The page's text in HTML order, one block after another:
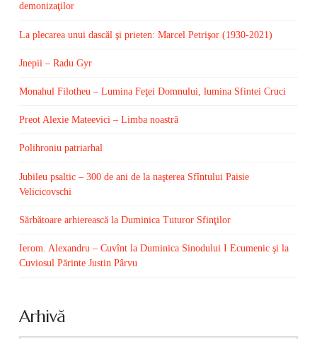
demonizaţilor
La plecarea unui dascăl şi prieten: Marcel Petrişor (1930-2021)
Jnepii – Radu Gyr
Monahul Filotheu – Lumina Feţei Domnului, lumina Sfintei Cruci
Preot Alexie Mateevici – Limba noastră
Polihroniu patriarhal
Jubileu psaltic – 300 de ani de la naşterea Sfîntului Paisie
Velicicovschi
Sărbătoare arhierească la Duminica Tuturor Sfinţilor
Ierom. Alexandru – Cuvînt la Duminica Sinodului I Ecumenic şi la
Cuviosul Părinte Justin Pârvu
Arhivă